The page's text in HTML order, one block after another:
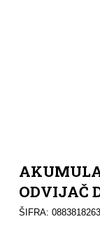
ODVIJAČ
ŠIFRA: